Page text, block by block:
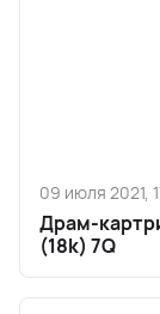
09 июля 2021,
Драм-
(18k) 7Q